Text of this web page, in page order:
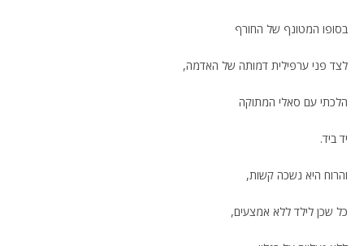
בסופו המטונף של החורף
לצד פני ערפילית דמותה של האדמה,
הלכתי עם סאלי המתוקה
יד ביד.
והרוח היא נשכה קשות,
כל שכן לילד ללא אמצעים,